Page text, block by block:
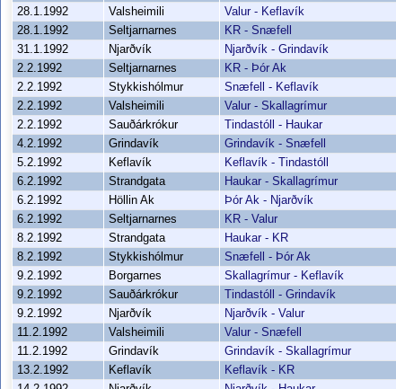
28.1.1992
Valsheimili Valur - Keflavík
28.1.1992
Seltjarnarnes KR - Snæfell
31.1.1992
Njarðvík Njarðvík - Grindavík
2.2.1992
Seltjarnarnes KR - Þór Ak
2.2.1992
Stykkishólmur Snæfell - Keflavík
2.2.1992
Valsheimili Valur - Skallagrímur
2.2.1992
Sauðárkrókur Tindastóll - Haukar
4.2.1992
Grindavík Grindavík - Snæfell
5.2.1992
Keflavík Keflavík - Tindastóll
6.2.1992
Strandgata Haukar - Skallagrímur
6.2.1992
Höllin Ak Þór Ak - Njarðvík
6.2.1992
Seltjarnarnes KR - Valur
8.2.1992
Strandgata Haukar - KR
8.2.1992
Stykkishólmur Snæfell - Þór Ak
9.2.1992
Borgarnes Skallagrímur - Keflavík
9.2.1992
Sauðárkrókur Tindastóll - Grindavík
9.2.1992
Njarðvík Njarðvík - Valur
11.2.1992
Valsheimili Valur - Snæfell
11.2.1992
Grindavík Grindavík - Skallagrímur
13.2.1992
Keflavík Keflavík - KR